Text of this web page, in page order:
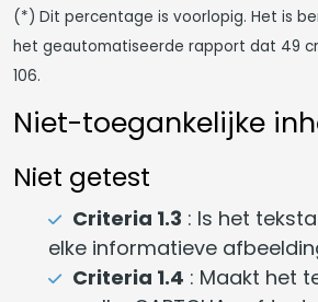
(*) Dit percentage is voorlopig. Het is
het geautomatiseerde rapport dat 49
106.
Niet-toegankelijke
Niet getest
Criteria 1.3 : Is het
elke informatieve
Criteria 1.4 : Maakt het